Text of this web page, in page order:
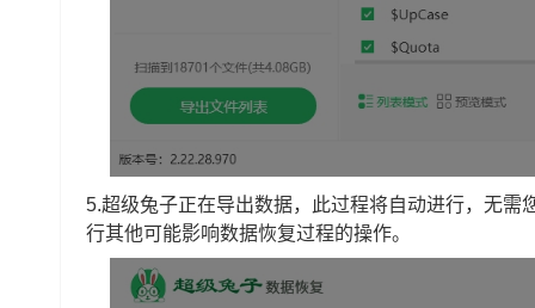
5.超级兔子正在导出数据，此过程将自动进行，无
行其他可能影响数据恢复过程的操作。